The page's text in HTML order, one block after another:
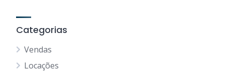
Categorias
Vendas
Locações